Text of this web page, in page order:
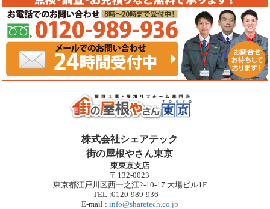
株式会社シェアテック
街の屋根やさん東京
東東京支店
〒132-0023
東京都江戸川区西一之江2-10-17 大場ビル1F
TEL :0120-989-936
E-mail : info@sharetech.co.jp